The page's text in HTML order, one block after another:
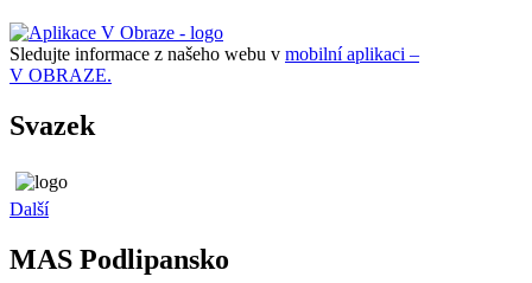
Sledujte informace z našeho webu v mobilní aplikaci –
V OBRAZE.
Svazek
Další
MAS Podlipansko